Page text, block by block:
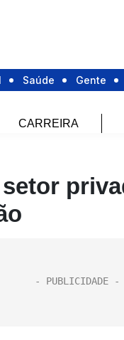
Saúde Gente
CARREIRA